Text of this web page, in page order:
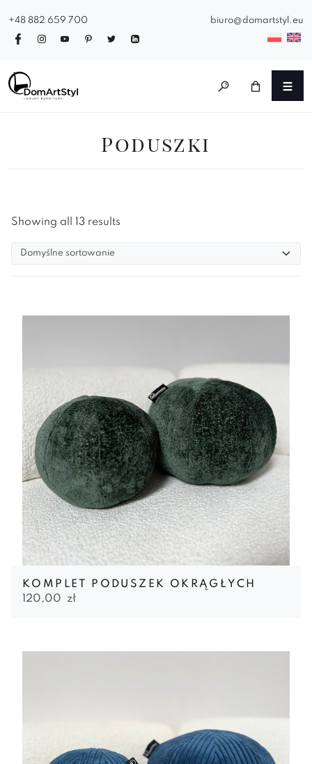
+48 882 659 700 biuro@domartstyl.eu
Poduszki
Showing all 13 results
KOMPLET PODUSZEK OKRĄGŁYCH
120,00 zł